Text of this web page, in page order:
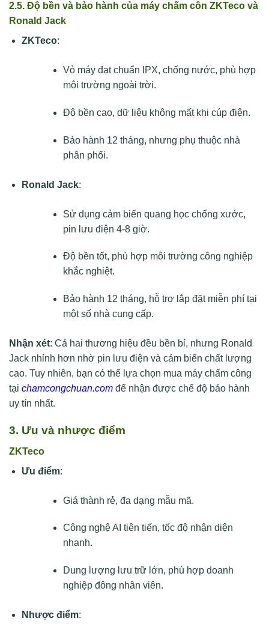
2.5. Độ bền và bảo hành của máy chấm côn ZKTeco và
Ronald Jack
ZKTeco:
Vỏ máy đạt chuẩn IPX, chống nước, phù hợp
môi trường ngoài trời.
Độ bền cao, dữ liệu không mất khi cúp điện.
Bảo hành 12 tháng, nhưng phụ thuộc nhà
phân phối.
Ronald Jack:
Sử dụng cảm biến quang học chống xước,
pin lưu điện 4-8 giờ.
Độ bền tốt, phù hợp môi trường công nghiệp
khắc nghiệt.
Bảo hành 12 tháng, hỗ trợ lắp đặt miễn phí tại
một số nhà cung cấp.
Nhận xét: Cả hai thương hiệu đều bền bỉ, nhưng Ronald
Jack nhỉnh hơn nhờ pin lưu điện và cảm biến chất lượng
cao. Tuy nhiên, bạn có thể lựa chọn mua máy chấm công
tại chamcongchuan.com để nhận được chế độ bảo hành
uy tín nhất.
3. Ưu và nhược điểm
ZKTeco
Ưu điểm:
Giá thành rẻ, đa dạng mẫu mã.
Công nghệ AI tiên tiến, tốc độ nhận diện
nhanh.
Dung lượng lưu trữ lớn, phù hợp doanh
nghiệp đông nhân viên.
Nhược điểm: